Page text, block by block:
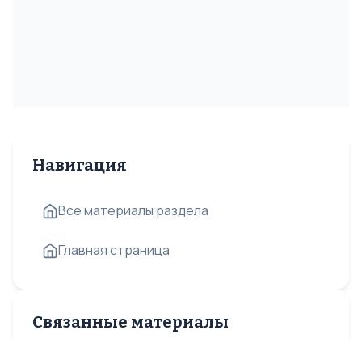
Навигация
Все материалы раздела
Главная страница
Связанные материалы